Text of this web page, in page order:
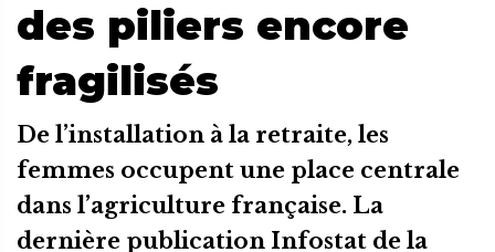
des piliers encore
fragilisés
De l’installation à la retraite, les
femmes occupent une place centrale
dans l’agriculture française. La
dernière publication Infostat de la